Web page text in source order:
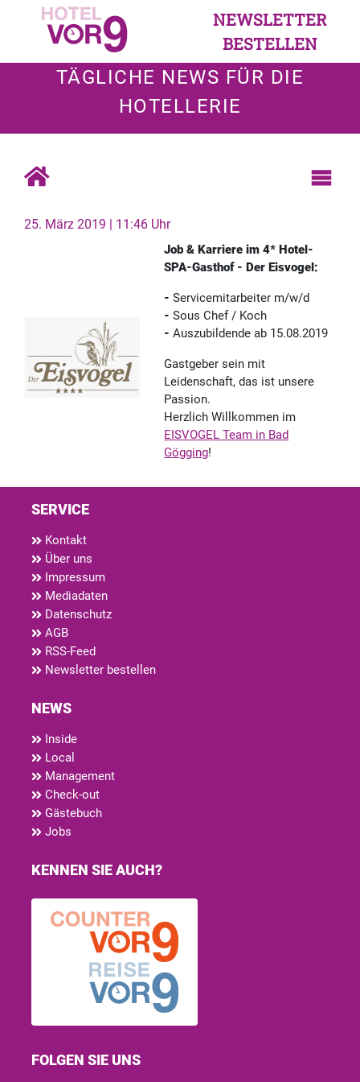
NEWSLETTER
BESTELLEN
TÄGLICHE NEWS FÜR DIE
HOTELLERIE
25. März 2019 | 11:46 Uhr
Job & Karriere im 4* Hotel-
SPA-Gasthof - Der Eisvogel:
- Servicemitarbeiter m/w/d
-Sous Chef / Koch
- Auszubildende ab 15.08.2019
Gastgeber sein mit
Leidenschaft, das ist unsere
Passion.
Herzlich Willkommen im
EISVOGEL Team in Bad
Gögging!
SERVICE
Kontakt
Über uns
Impressum
Mediadaten
Datenschutz
AGB
RSS-Feed
Newsletter bestellen
NEWS
Inside
Local
Management
Check-out
Gästebuch
Jobs
KENNEN SIE AUCH?
FOLGEN SIE UNS